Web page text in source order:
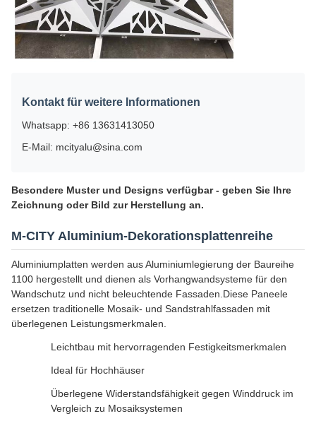
Kontakt für weitere Informationen
Whatsapp: +86 13631413050
E-Mail: mcityalu@sina.com
Besondere Muster und Designs verfügbar - geben Sie Ihre
Zeichnung oder Bild zur Herstellung an.
M-CITY Aluminium-Dekorationsplattenreihe
Aluminiumplatten werden aus Aluminiumlegierung der Baureihe
1100 hergestellt und dienen als Vorhangwandsysteme für den
Wandschutz und nicht beleuchtende Fassaden.Diese Paneele
ersetzen traditionelle Mosaik- und Sandstrahlfassaden mit
überlegenen Leistungsmerkmalen.
Leichtbau mit hervorragenden Festigkeitsmerkmalen
Ideal für Hochhäuser
Überlegene Widerstandsfähigkeit gegen Winddruck im
Vergleich zu Mosaiksystemen